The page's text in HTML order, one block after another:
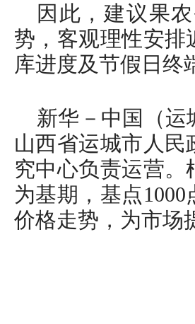
因此，建议果
势，客观理性安排
库进度及节假日终
新华－中国（
山西省运城市人
究中心负责运营。
为基期，基点
价格走势，为市场